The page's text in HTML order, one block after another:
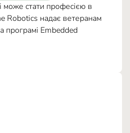
може стати професією в
Robotics надає ветеранам
програмі Embedded